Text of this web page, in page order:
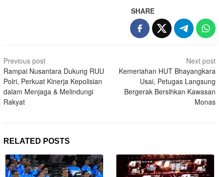
SHARE
Post
navigation
Previous post
Rampai Nusantara Dukung RUU
Polri, Perkuat Kinerja Kepolisian
dalam Menjaga & Melindungi
Rakyat
Next post
Kemeriahan HUT Bhayangkara
Usai, Petugas Langsung
Bergerak Bersihkan Kawasan
Monas
RELATED POSTS